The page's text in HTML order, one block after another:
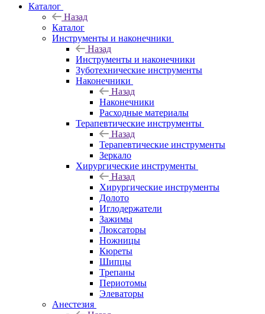
Каталог
Назад
Каталог
Инструменты и наконечники
Назад
Инструменты и наконечники
Зуботехнические инструменты
Наконечники
Назад
Наконечники
Расходные материалы
Терапевтические инструменты
Назад
Терапевтические инструменты
Зеркало
Хирургические инструменты
Назад
Хирургические инструменты
Долото
Иглодержатели
Зажимы
Люксаторы
Ножницы
Кюреты
Шипцы
Трепаны
Периотомы
Элеваторы
Анестезия